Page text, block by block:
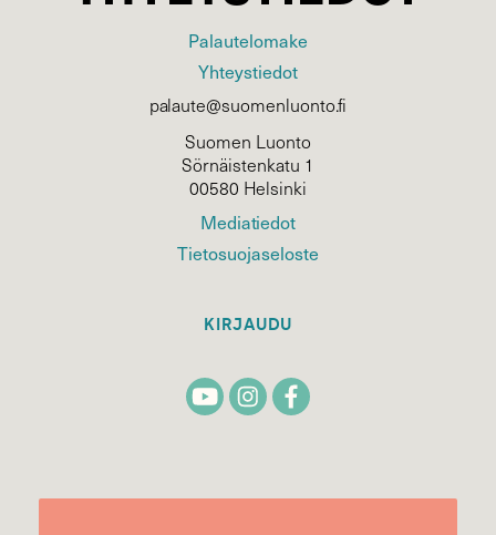
Palautelomake
Yhteystiedot
palaute@suomenluonto.fi
Suomen Luonto
Sörnäistenkatu 1
00580 Helsinki
Mediatiedot
Tietosuojaseloste
KIRJAUDU